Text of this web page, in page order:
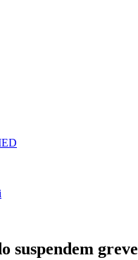
suspendem greve